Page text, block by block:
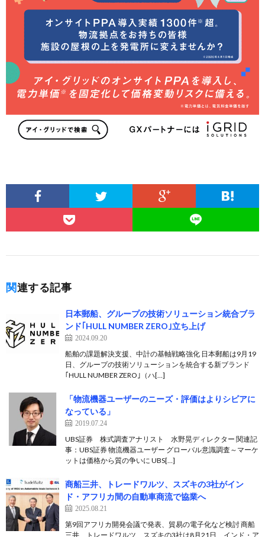
関連する記事
日本郵船、グループの技術ソリューション統合ブラ
ンド｢HULL NUMBER ZERO｣立ち上げ
2024.09.20
船舶の課題解決支援、中計の基軸戦略強化 日本郵船は9月19
日、グループの技術ソリューションを統合する新ブランド
｢HULL NUMBER ZERO｣（ハ[…]
「物流機器ユーザーのニーズ・評価はよりシビアに
なっている」
2019.07.24
UBS証券 株式調査アナリスト 水野晃ディレクター 関連記
事：UBS証券 物流機器ユーザー グローバル意識調査～マーケ
ットは価格から質の争いに UBS[…]
商船三井、トレードワルツ、スズキの3社がイン
ド・アフリカ間の自動車商流で協業へ
2025.08.21
第9回アフリカ開発会議で発表、貿易の電子化など検討 商船
三井、トレードワルツ、スズキの3社は8月21日、インド・ア